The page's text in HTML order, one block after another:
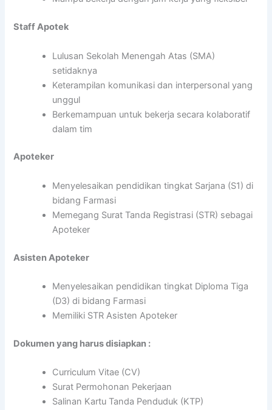
Staff Apotek
Lulusan Sekolah Menengah Atas (SMA)
setidaknya
Keterampilan komunikasi dan interpersonal yang
unggul
Berkemampuan untuk bekerja secara kolaboratif
dalam tim
Apoteker
Menyelesaikan pendidikan tingkat Sarjana (S1) di
bidang Farmasi
Memegang Surat Tanda Registrasi (STR) sebagai
Apoteker
Asisten Apoteker
Menyelesaikan pendidikan tingkat Diploma Tiga
(D3) di bidang Farmasi
Memiliki STR Asisten Apoteker
Dokumen yang harus disiapkan :
Curriculum Vitae (CV)
Surat Permohonan Pekerjaan
Salinan Kartu Tanda Penduduk (KTP)